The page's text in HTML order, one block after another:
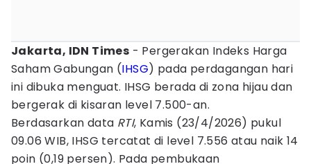
Jakarta, IDN Times - Pergerakan Indeks Harga
Saham Gabungan (IHSG) pada perdagangan hari
ini dibuka menguat. IHSG berada di zona hijau dan
bergerak di kisaran level 7.500-an.
Berdasarkan data RTI, Kamis (23/4/2026) pukul
09.06 WIB, IHSG tercatat di level 7.556 atau naik 14
poin (0,19 persen). Pada pembukaan